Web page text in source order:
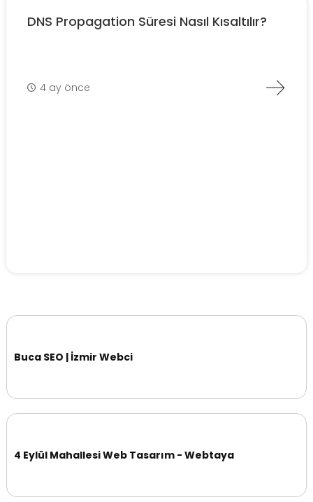
DNS Propagation Süresi Nasıl Kısaltılır?
4 ay önce
Buca SEO | İzmir Webci
4 Eylül Mahallesi Web Tasarım - Webtaya